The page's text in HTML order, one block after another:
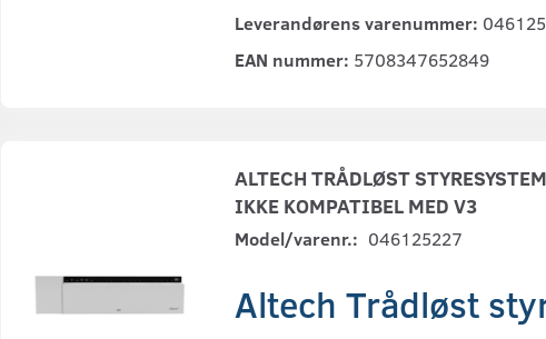
Leverandørens varenummer:
EAN nummer: 5708347652849
ALTECH TRÅDLØST
IKKE KOMPATIBEL MED V3
Model/varenr.: 046125227
Altech Trådløst